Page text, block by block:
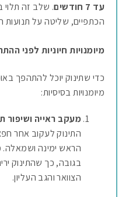
עד 7 חודשים
. שלב זה תלוי
הכתפיים, שליטה על תנועות
מיומנויות חיוניות לפני
כדי שתינוק יוכל להתהפך
מיומנויות בסיסיות:
מעקב ראייה ושיפור
התינוק לעקוב אחר
הראש ימינה ושמאלה.
בגובה, כך שהתינוק
הצוואר והגב העליון.